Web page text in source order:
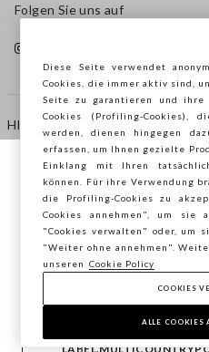
HILFE
AGENTUR
KONTAKTE
Folgen Sie uns auf
Copyright © Ovs S.p.A.
Kap.
Sie surfen auf der Seite
Deutschland, möchten
speichern?
Diese Seite verwendet
Cookies, die immer aktiv sind,
Seite zu garantieren und ihre
Cookies (Profiling-Cookies),
werden, dienen hingegen
erfassen, um Ihnen gezielte
Einklang mit Ihren
können. Für ihre Verwendung
die Profiling-Cookies zu
Cookies annehmen", um sie
"Cookies verwalten" oder, um
"Weiter ohne annehmen".
unseren
Cookie Policy
COOKIES
ALLE COOKIES